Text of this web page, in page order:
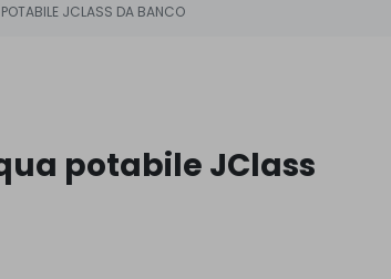
JCLASS DA BANCO
potabile JClass